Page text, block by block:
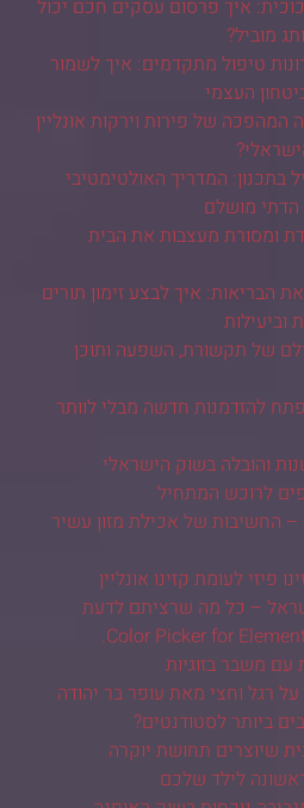
איך פרסום עסקים חכם יכול
מוביל?
טיפול מתקדמים: איך לשמור
העצמי
של פירות וירקות אונליין
המדריך האולטימטיבי
הדתי מושלם
ומסורת מעצבות את הבית
הבריאות: איך לבצע זימון תורים
וביעילות
של תקשורת, השפעה ותוכן
להזדמנות חדשה מבלי לוותר
והובלה בשוק הישראלי
– החשיבות של אכילת מזון עשיר
פיזי לעומת קזינו אונליין
– כל מה שרציתם לדעת
Color Picker for
על רגל וחצי מאת עופר בר יהודה
ביותר לסטודנטים?
שיוצרים תחושת יוקרה
לילד שלכם